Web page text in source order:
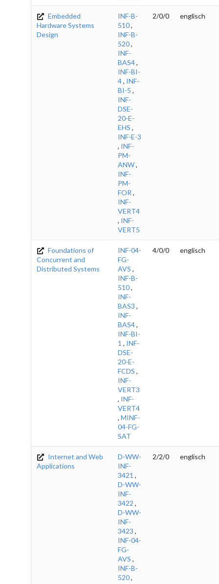
Embedded
Hardware Systems
Design
INF-B-
510,
INF-B-
520,
INF-
BAS4,
INF-BI-
4, INF-
BI-5 ,
INF-
DSE-
20-E-
EHS ,
INF-E-3
, INF-
PM-
ANW,
INF-
PM-
FOR ,
INF-
VERT4
, INF-
VERT5
2/0/0 englisch
Foundations of
Concurrent and
Distributed Systems
INF-04-
FG-
AVS ,
INF-B-
510,
INF-
BAS3 ,
INF-
BAS4,
INF-BI-
1 , INF-
DSE-
20-E-
FCDS ,
INF-
VERT3
, INF-
VERT4
, MINF-
04-FG-
SAT
4/0/0 englisch
Internet and Web
Applications
D-WW-
INF-
3421 ,
D-WW-
INF-
3422 ,
D-WW-
INF-
3423 ,
INF-04-
FG-
AVS ,
INF-B-
520,
2/2/0 englisch